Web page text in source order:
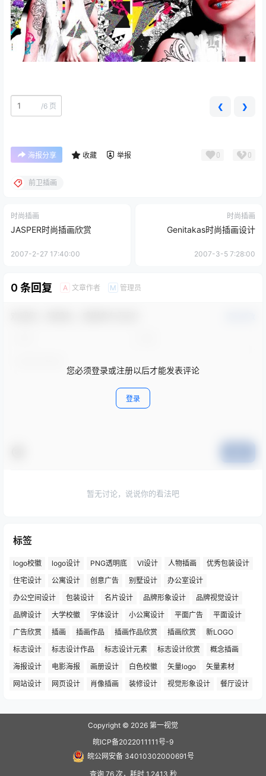
/6 页 ❮ ❯
海报分享 收藏 举报 0 0
前卫插画
时尚插画
JASPER时尚插画欣赏
2007-2-27 17:40:00
时尚插画
Genitakas时尚插画设计
2007-3-5 7:28:00
0 条回复 A 文章作者 M 管理员
您必须登录或注册以后才能发表评论
登录
暂无讨论，说说你的看法吧
标签
logo校徽 logo设计 PNG透明底 VI设计 人物插画
优秀包装设计
住宅设计
公寓设计 创意广告 别墅设计
办公室设计
办公空间设计
包装设计 名片设计 品牌形象设计
品牌视觉设计
品牌设计
大学校徽 字体设计 小公寓设计 平面广告
平面设计
广告欣赏
插画 插画作品 插画作品欣赏 插画欣赏
新LOGO
标志设计
标志设计作品 标志设计元素 标志设计欣赏
概念插画
海报设计
电影海报 画册设计 白色校徽 矢量logo
矢量素材
网站设计
网页设计 肖像插画 装修设计 视觉形象设计 餐厅设计
Copyright © 2026 第一视觉
皖ICP备2022011111号-9
皖公网安备 34010302000691号
查询 76 次，耗时 1.2413 秒